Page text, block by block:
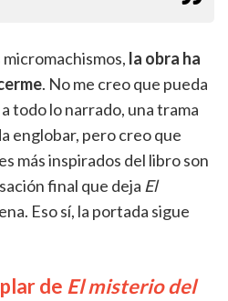
la obra ha
. No me creo que pueda
todo lo narrado, una trama
englobar, pero creo que
más inspirados del libro son
final que deja El
Eso sí, la portada sigue
de El misterio del